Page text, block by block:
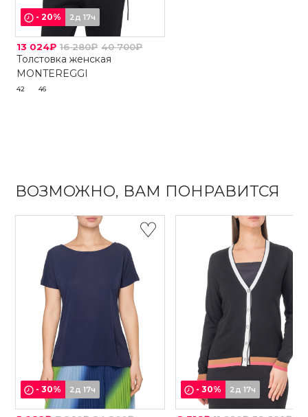
-20% 2д 17ч
13 024₽ 16 280₽ 40 700₽
Толстовка женская
MONTEREGGI
42 46
ВОЗМОЖНО, ВАМ ПОНРАВИТСЯ
-30% 2д 17ч -30% 2д 17ч